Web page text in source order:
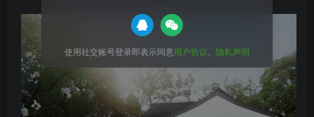
使用社交账号登录即表示同意用户协议 隐私声明